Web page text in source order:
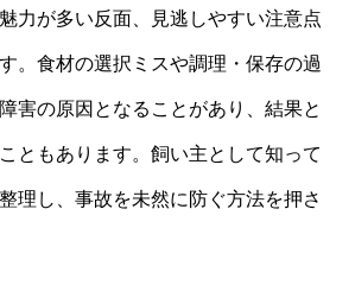
力が多い反面、見逃しやすい注意点
。食材の選択ミスや調理・保存の過
害の原因となることがあり、結果と
ともあります。飼い主として知って
理し、事故を未然に防ぐ方法を押さ